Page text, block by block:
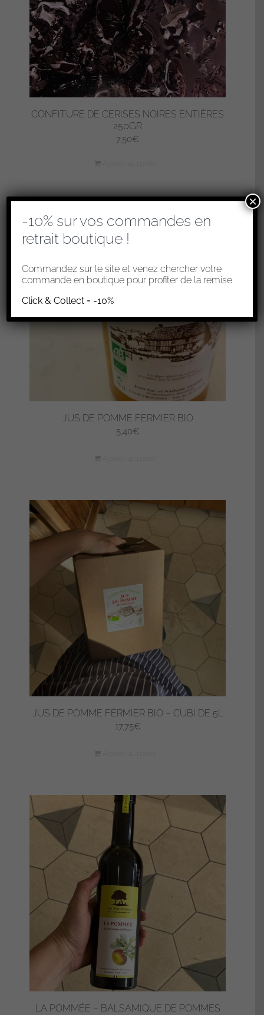
CONFITURE DE CERISES NOIRES ENTIÈRES
250GR
7,50€
JUS DE POMME FERMIER BIO
5,40€
JUS DE POMME FERMIER BIO – CUBI DE 5L
17,75€
LA POMMÉE – BALSAMIQUE DE POMMES
-10% sur vos commandes en
retrait boutique !
Commandez sur le site et venez chercher votre
commande en boutique pour profiter de la remise.
Click & Collect = -10%
×